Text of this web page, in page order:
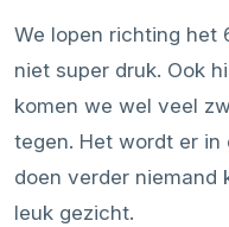
We lopen richting het
niet super druk. Ook
komen we wel veel
tegen. Het wordt er in
doen verder niemand
leuk gezicht.